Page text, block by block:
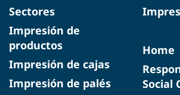
Sectores
Impresión de
productos
Impresión de cajas
Impresión de palés
Home
Social